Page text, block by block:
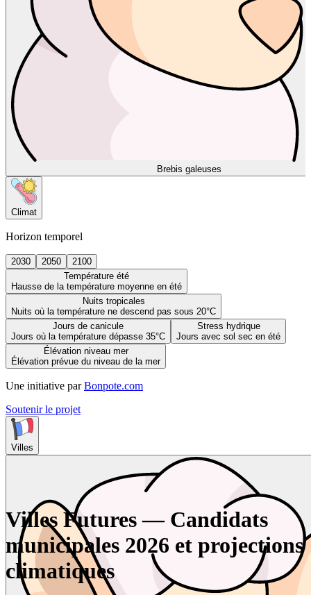
Brebis galeuses
Climat
Horizon temporel
2030 2050
2100
Température été
Hausse de la température moyenne en été
Nuits tropicales
Nuits où la température ne descend pas sous 20°C
Jours de canicule
Jours où la température dépasse 35°C
Stress hydrique
Jours avec sol sec en été
Élévation niveau mer
Élévation prévue du niveau de la mer
Une initiative par Bonpote.com
Soutenir le projet
Villes
Villes Futures — Candidats
municipales 2026 et projections
climatiques